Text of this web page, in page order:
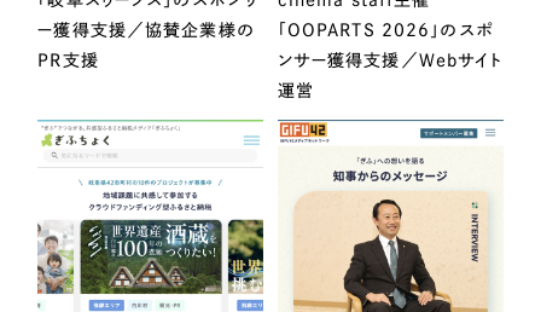
ー獲得支援／協賛企業様の
PR支援
「OOPARTS 2026」のスポ
ンサー獲得支援／Webサイト
運営